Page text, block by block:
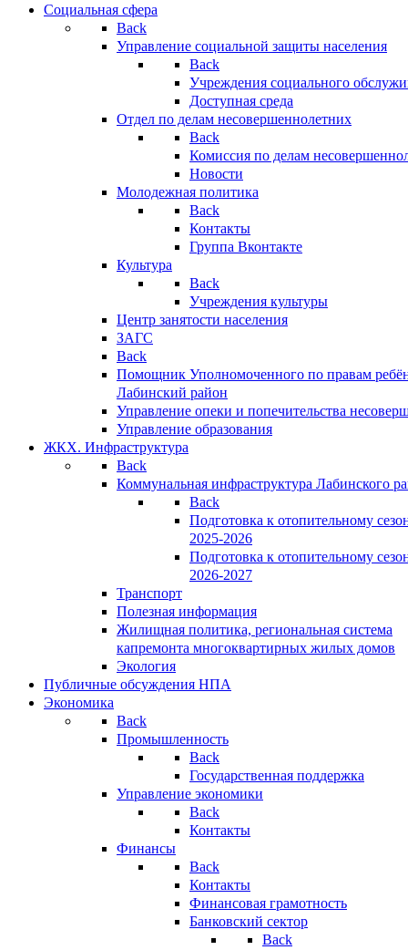
Социальная сфера
Back
Управление социальной защиты населения
Back
Учреждения социального
Доступная среда
Отдел по делам несовершеннолетних
Back
Комиссия по делам
Новости
Молодежная политика
Back
Контакты
Группа Вконтакте
Культура
Back
Учреждения культуры
Центр занятости населения
ЗАГС
Back
Помощник Уполномоченного по правам
Лабинский район
Управление опеки и попечительства
Управление образования
ЖКХ. Инфраструктура
Back
Коммунальная инфраструктура Лабинского
Back
Подготовка к отопительному
2025-2026
Подготовка к отопительному
2026-2027
Транспорт
Полезная информация
Жилищная политика, региональная система
капремонта многоквартирных жилых домов
Экология
Публичные обсуждения НПА
Экономика
Back
Промышленность
Back
Государственная поддержка
Управление экономики
Back
Контакты
Финансы
Back
Контакты
Финансовая грамотность
Банковский сектор
Back